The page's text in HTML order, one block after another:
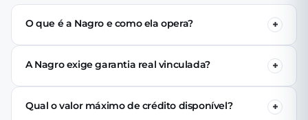
O que é a Nagro e como ela opera?
A Nagro é uma Sociedade de Crédito Direto (SCD)
autorizada pelo Banco Central, especializada em crédito
se cadastra pelo app, passa pela análise técnica de perfil
produtivo e (se aprovado) recebe o crédito via PIX em até
A Nagro exige garantia real vinculada?
Não. Nenhuma linha de crédito da Nagro exige penhor
de terra, rebanho ou maquinário. A análise é baseada no
perfil produtivo do tomador — histórico, capacidade de
Qual o valor máximo de crédito disponível?